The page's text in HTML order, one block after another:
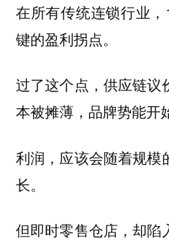
在所有传统连锁行业
键的盈利拐点。
过了这个点，供应链议
本被摊薄，品牌势能开
利润，应该会随着规模
长。
但即时零售仓店，却陷